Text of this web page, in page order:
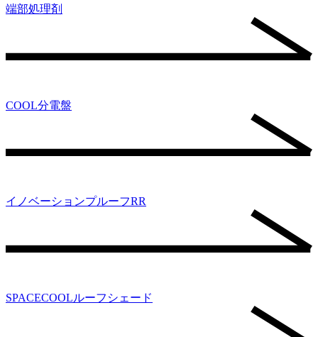
端部処理剤
COOL分電盤
イノベーションプルーフRR
SPACECOOLルーフシェード